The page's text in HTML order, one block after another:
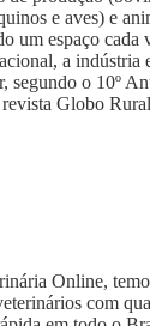
e aves) e
um espaço cada
a indústria
segundo o 10º
Globo
Online,
com